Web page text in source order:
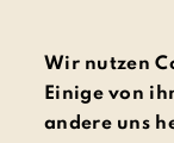
Wir nutzen
Einige von
andere uns